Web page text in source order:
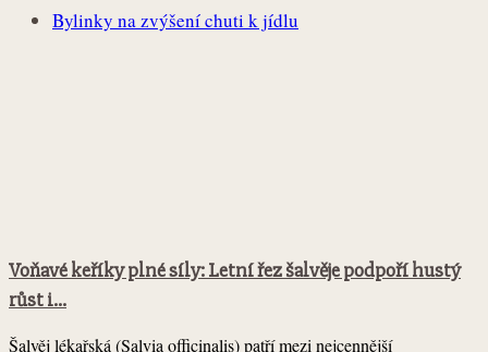
Bylinky na zvýšení chuti k jídlu
Voňavé keříky plné síly: Letní řez šalvěje podpoří hustý
růst i...
Šalvěj lékařská (Salvia officinalis) patří mezi nejcennější